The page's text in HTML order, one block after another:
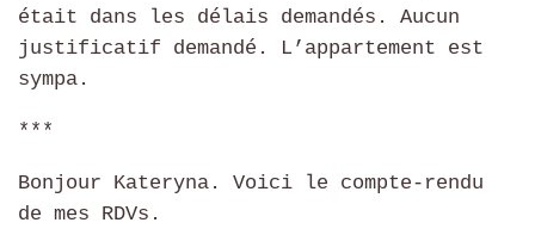
était dans les délais demandés. Aucun
justificatif demandé. L’appartement est
sympa.
***
Bonjour Kateryna. Voici le compte-rendu
de mes RDVs.